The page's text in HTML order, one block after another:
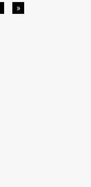
include: Appare
»